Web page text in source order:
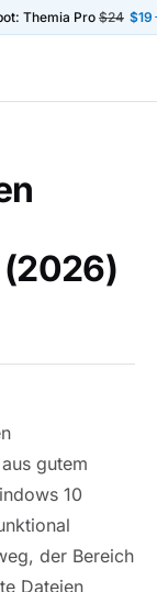
Themia Pro $24 $19
gutem
10
der Bereich
Dateien